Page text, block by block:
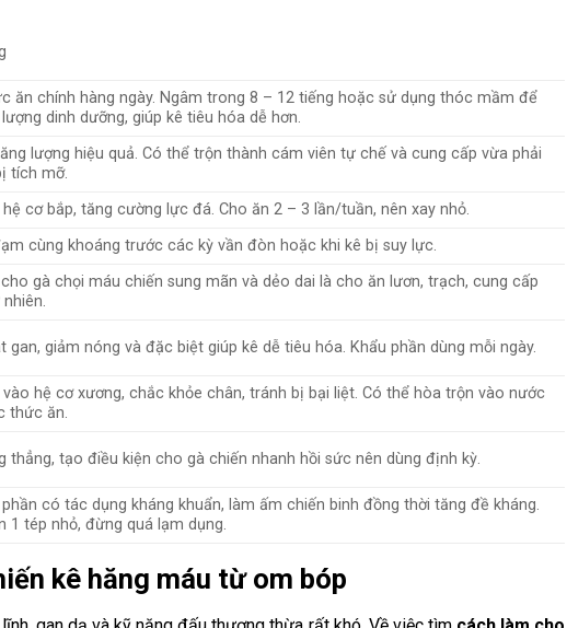
ăn chính hàng ngày. Ngâm trong 8 – 12 tiếng hoặc sử dụng thóc mầm để
dinh dưỡng, giúp kê tiêu hóa dễ hơn.
lượng hiệu quả. Có thể trộn thành cám viên tự chế và cung cấp vừa phải
tích mỡ.
cơ bắp, tăng cường lực đá. Cho ăn 2 – 3 lần/tuần, nên xay nhỏ.
cùng khoáng trước các kỳ vần đòn hoặc khi kê bị suy lực.
gà chọi máu chiến sung mãn và dẻo dai là cho ăn lươn, trạch, cung cấp
gan, giảm nóng và đặc biệt giúp kê dễ tiêu hóa. Khẩu phần dùng mỗi ngày.
vào hệ cơ xương, chắc khỏe chân, tránh bị bại liệt. Có thể hòa trộn vào nước
thức ăn.
thẳng, tạo điều kiện cho gà chiến nhanh hồi sức nên dùng định kỳ.
có tác dụng kháng khuẩn, làm ấm chiến binh đồng thời tăng đề kháng.
1 tép nhỏ, đừng quá lạm dụng.
kê hăng máu từ om bóp